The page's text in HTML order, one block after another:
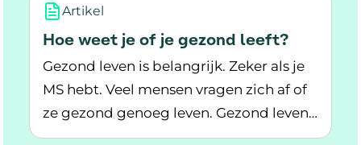
Artikel
Hoe weet je of je gezond leeft?
Gezond leven is belangrijk. Zeker als je
MS hebt. Veel mensen vragen zich af of
ze gezond genoeg leven. Gezond leven
gaat over je voeding, beweging, slaap,
Lees meer over Hoe weet je of je gezond leeft?